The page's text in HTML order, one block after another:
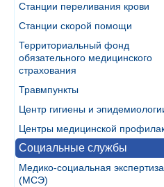
Станции переливания крови
Станции скорой помощи
Территориальный фонд
обязательного медицинского
страхования
Травмпункты
Центр гигиены и
Центры медицинской
Социальные службы
Медико-социальная экспертиза
(МСЭ)